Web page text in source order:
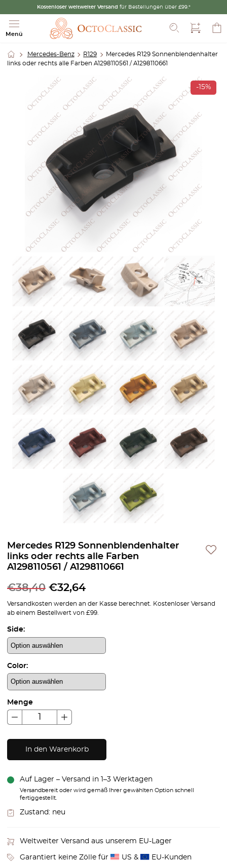
Kostenloser weltweiter Versand für Bestellungen über £99.*
Menü
Suche
Mercedes-Benz R129
Mercedes R129 Sonnenblendenhalter
links oder rechts alle Farben A1298110561 / A1298110661
-15%
Mercedes R129 Sonnenblendenhalter
links oder rechts alle Farben
A1298110561 / A1298110661
€38,40 €32,64
Versandkosten werden an der Kasse berechnet. Kostenloser Versand
ab einem Bestellwert von £99.
Side:
Color:
Menge
In den Warenkorb
Auf Lager – Versand in 1–3 Werktagen
Versandbereit oder wird gemäß Ihrer gewählten Option schnell
fertiggestellt.
Zustand: neu
Weltweiter Versand aus unserem EU-Lager
Garantiert keine Zölle für US & EU-Kunden